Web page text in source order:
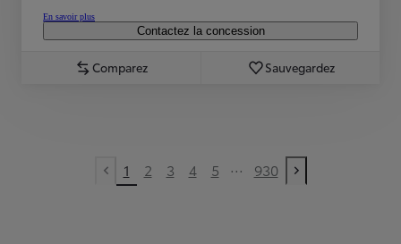
En savoir plus
Contactez la concession
Comparez Sauvegardez
Previous page
1 2 3 4 5 ... 930
Next page